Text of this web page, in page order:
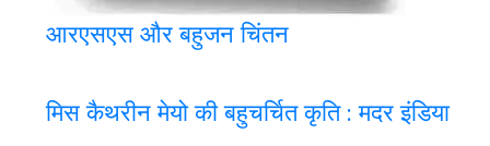
आरएसएस और बहुजन चिंतन
मिस कैथरीन मेयो की बहुचर्चित कृति : मदर इंडिया